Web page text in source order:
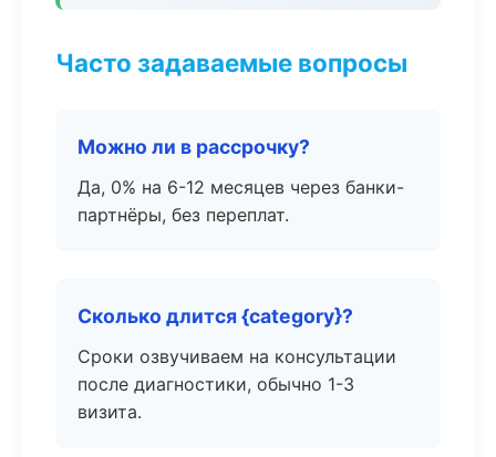
Часто задаваемые вопросы
Можно ли в рассрочку?
Да, 0% на 6-12 месяцев через банки-
партнёры, без переплат.
Сколько длится {category}?
Сроки озвучиваем на консультации
после диагностики, обычно 1-3
визита.